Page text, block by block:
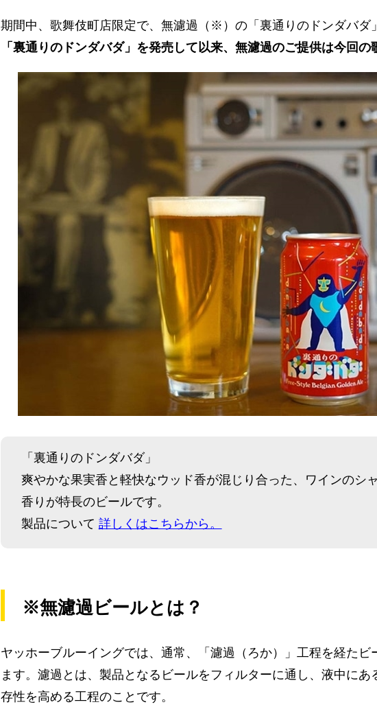
期間中、歌舞伎町店限定で、無濾過（※）の「裏通りのドンダバダ
「裏通りのドンダバダ」を発売して以来、無濾過のご提供は今回の
「裏通りのドンダバダ」
爽やかな果実香と軽快なウッド香が混じり合った、ワインのシ
香りが特長のビールです。
製品について 詳しくはこちらから。
※無濾過ビールとは？
ヤッホーブルーイングでは、通常、「濾過（ろか）」工程を経たビ
ます。濾過とは、製品となるビールをフィルターに通し、液中に
存性を高める工程のことです。